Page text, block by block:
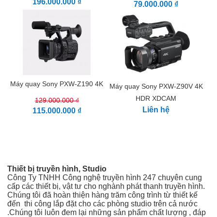
Screen Size 3.5"
Screen Size .5"
EVF Resolution 2,360,000 Dots
Accessory Mount 1 x Multi-Interface Shoe
Dimensions 7.02 x 7.95 x 16.78" / 178.4 x 202 x 426.3 mm (With
Protrusions)
79.000.000 ₫
Máy quay Sony PXW-Z190 4K
129.000.000 ₫
115.000.000 ₫
Máy quay Sony PXW-Z90V 4K
HDR XDCAM
Liên hệ
Thiết bị truyền hình, Studio
Công Ty TNHH Công nghệ truyền hình 247 chuyên cung
cấp các thiết bị, vật tư cho nghành phát thanh truyền hình.
Chúng tôi đã hoàn thiện hàng trăm công trình từ thiết kế
đến thi công lắp đặt cho các phòng studio trên cả nước
.Chúng tôi luôn đem lại những sản phẩm chất lượng , đáp